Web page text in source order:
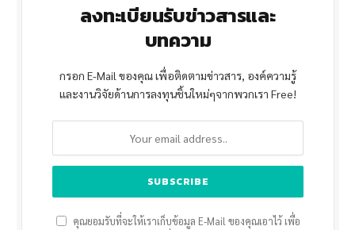
ลงทะเบียนรับข่าวสารและ
บทความ
กรอก E-Mail ของคุณ เพื่อติดตามข่าวสาร, องค์ความรู้
และงานวิจัยด้านการลงทุนชิ้นใหม่ๆจากพวกเรา Free!
คุณยอมรับที่จะให้เราเก็บข้อมูล E-Mail ของคุณเอาไว้ เพื่อ